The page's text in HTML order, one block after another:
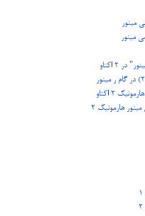
درس 166 - تمرین گام سل مینور هارمونیک 2